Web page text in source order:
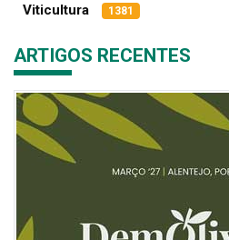
Viticultura 1381
ARTIGOS RECENTES